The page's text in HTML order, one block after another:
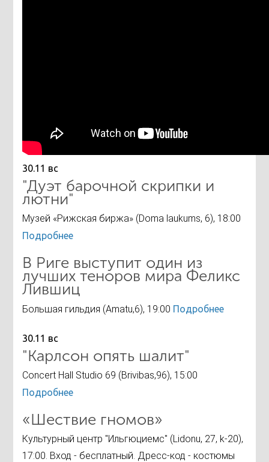
30.11 вс
"Дуэт барочной скрипки и
лютни"
Музей «Рижская биржа» (Doma laukums, 6), 18:00
Подробнее
В Риге выступит один из
лучших теноров мира Феликс
Лившиц
Большая гильдия (Amatu,6), 19:00 Подробнее
30.11 вс
"Карлсон опять шалит"
Concert Hall Studio 69 (Brivibas,96), 15:00
Подробнее
«Шествие гномов»
Культурный центр "Ильгюциемс" (Lidonu, 27, k-20),
17:00. Вход - бесплатный. Дресс-код - костюмы